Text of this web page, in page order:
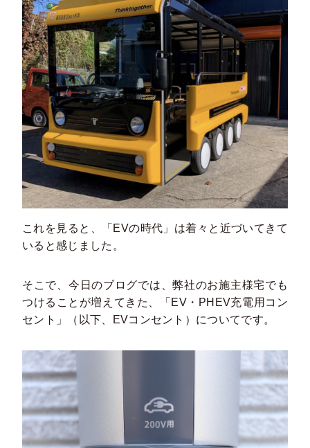
これを見ると、「EVの時代」は着々と近づいてきて
いると感じました。
そこで、今日のブログでは、弊社のお施主様宅でも
つけることが増えてきた、「EV・PHEV充電用コン
セント」（以下、EVコンセント）についてです。